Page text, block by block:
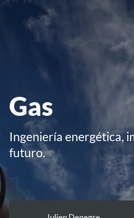
Gas
Ingeniería energética,
futuro.